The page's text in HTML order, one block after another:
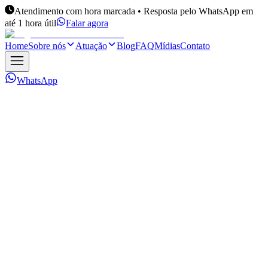
Atendimento com hora marcada • Resposta pelo WhatsApp em
até 1 hora útil
Falar agora
HomeSobre nós Atuação BlogFAQMídiasContato
WhatsApp